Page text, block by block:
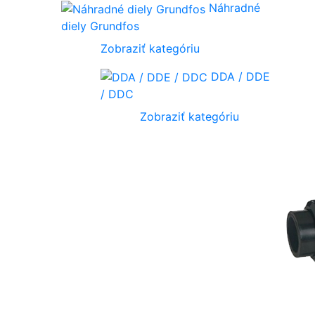
Náhradné
diely Grundfos
Zobraziť kategóriu
DDA / DDE
/ DDC
Zobraziť kategóriu